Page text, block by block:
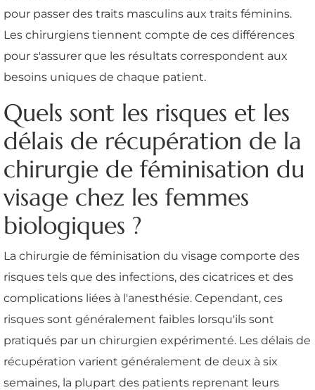
pour passer des traits masculins aux traits féminins.
Les chirurgiens tiennent compte de ces différences
pour s'assurer que les résultats correspondent aux
besoins uniques de chaque patient.
Quels sont les risques et les
délais de récupération de la
chirurgie de féminisation du
visage chez les femmes
biologiques ?
La chirurgie de féminisation du visage comporte des
risques tels que des infections, des cicatrices et des
complications liées à l'anesthésie. Cependant, ces
risques sont généralement faibles lorsqu'ils sont
pratiqués par un chirurgien expérimenté. Les délais de
récupération varient généralement de deux à six
semaines, la plupart des patients reprenant leurs